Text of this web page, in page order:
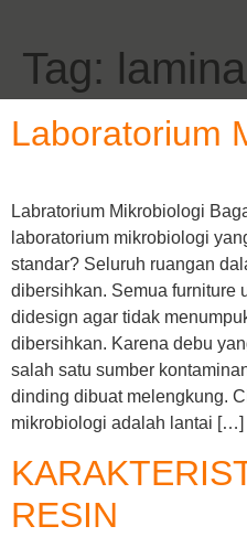
Tag:
Laboratorium
Labratorium Mikrobiologi
laboratorium mikrobiologi
standar? Seluruh ruangan
dibersihkan. Semua furniture
didesign agar tidak
dibersihkan. Karena debu
salah satu sumber
dinding dibuat melengkung.
mikrobiologi adalah lantai […]
RESIN